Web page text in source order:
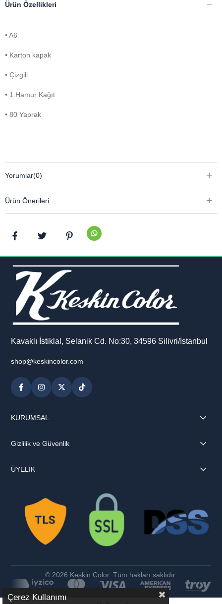
Ürün Özellikleri
• A6
• Karton kapak
• Çizgili
• 1.Hamur Kağıt
• 80 Yaprak
Yorumlar(0)
Ürün Önerileri
Kavaklı İstiklal, Selanik Cd. No:30, 34596 Silivri/İstanbul
shop@keskincolor.com
KURUMSAL
Gizlilik ve Güvenlik
ÜYELİK
© 2026 Keskin Color. Tüm hakları saklıdır.
Çerez Kullanımı